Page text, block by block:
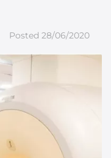
Posted 28/06/2020